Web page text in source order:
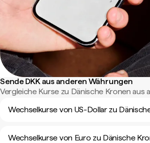
Sende DKK aus anderen Währungen
Vergleiche Kurse zu Dänische Kronen aus
Wechselkurse von US-Dollar zu
Wechselkurse von Euro zu Dänische